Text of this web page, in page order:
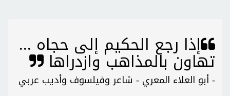
إذا رجع الحكيم إلى حجاه ...
تهاون بالمذاهب وازدراها
- أبو العلاء المعري - شاعر وفيلسوف وأديب عربي